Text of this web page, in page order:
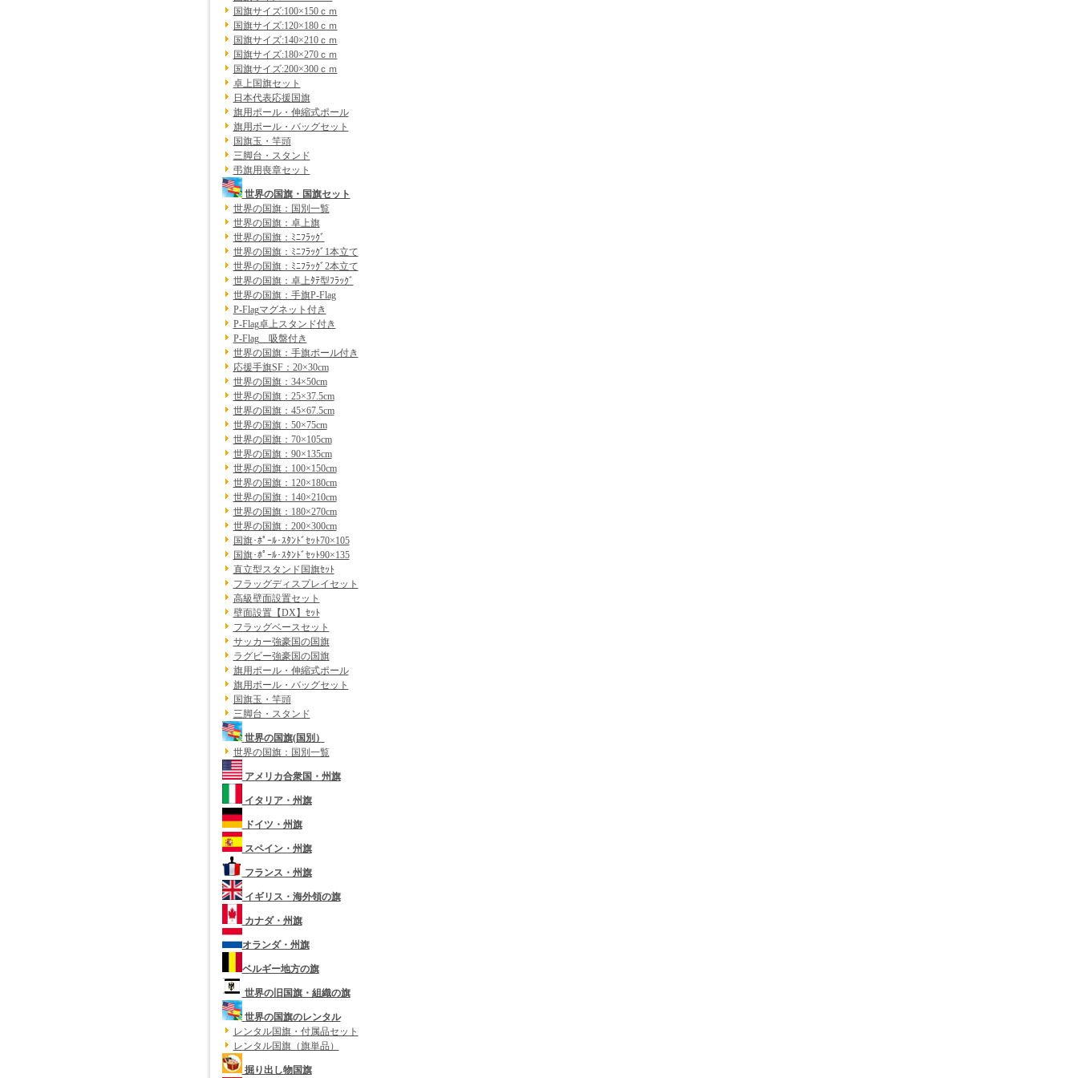
国旗サイズ:100×150ｃｍ
国旗サイズ:120×180ｃｍ
国旗サイズ:140×210ｃｍ
国旗サイズ:180×270ｃｍ
国旗サイズ:200×300ｃｍ
卓上国旗セット
日本代表応援国旗
旗用ポール・伸縮式ポール
旗用ポール・バッグセット
国旗玉・竿頭
三脚台・スタンド
弔旗用喪章セット
世界の国旗・国旗セット
世界の国旗：国別一覧
世界の国旗：卓上旗
世界の国旗：ﾐﾆﾌﾗｯｸﾞ
世界の国旗：ﾐﾆﾌﾗｯｸﾞ1本立て
世界の国旗：ﾐﾆﾌﾗｯｸﾞ2本立て
世界の国旗：卓上ﾀﾃ型ﾌﾗｯｸﾞ
世界の国旗：手旗P-Flag
P-Flagマグネット付き
P-Flag卓上スタンド付き
P-Flag 吸盤付き
世界の国旗：手旗ポール付き
応援手旗SF：20×30cm
世界の国旗：34×50cm
世界の国旗：25×37.5cm
世界の国旗：45×67.5cm
世界の国旗：50×75cm
世界の国旗：70×105cm
世界の国旗：90×135cm
世界の国旗：100×150cm
世界の国旗：120×180cm
世界の国旗：140×210cm
世界の国旗：180×270cm
世界の国旗：200×300cm
国旗･ﾎﾟｰﾙ･ｽﾀﾝﾄﾞｾｯﾄ70×105
国旗･ﾎﾟｰﾙ･ｽﾀﾝﾄﾞｾｯﾄ90×135
直立型スタンド国旗ｾｯﾄ
フラッグディスプレイセット
高級壁面設置セット
壁面設置【DX】ｾｯﾄ
フラッグベースセット
サッカー強豪国の国旗
ラグビー強豪国の国旗
旗用ポール・伸縮式ポール
旗用ポール・バッグセット
国旗玉・竿頭
三脚台・スタンド
世界の国旗(国別）
世界の国旗：国別一覧
アメリカ合衆国・州旗
イタリア・州旗
ドイツ・州旗
スペイン・州旗
フランス・州旗
イギリス・海外領の旗
カナダ・州旗
オランダ・州旗
ベルギー地方の旗
世界の旧国旗・組織の旗
世界の国旗のレンタル
レンタル国旗・付属品セット
レンタル国旗（旗単品）
掘り出し物国旗